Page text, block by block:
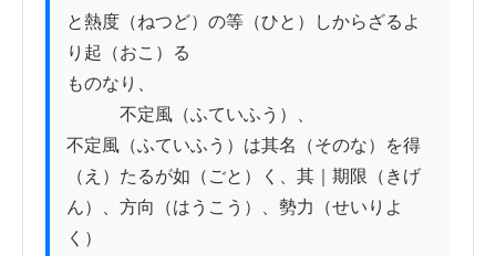
と熱度（ねつど）の等（ひと）しからざるよ
り起（おこ）る
ものなり、
不定風（ふていふう）、
不定風（ふていふう）は其名（そのな）を得
（え）たるが如（ごと）く、其｜期限（きげ
ん）、方向（はうこう）、勢力（せいりよ
く）